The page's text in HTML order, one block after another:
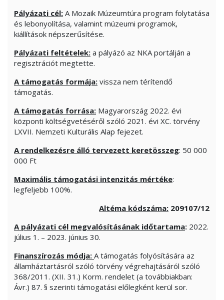
Pályázati cél: A Mozaik Múzeumtúra program folytatása
és lebonyolítása, valamint múzeumi programok,
kiállítások népszerűsítése.
Pályázati feltételek: a pályázó az NKA portálján a
regisztrációt megtette.
A támogatás formája: vissza nem térítendő
támogatás.
A támogatás forrása: Magyarország 2022. évi
központi költségvetéséről szóló 2021. évi XC. törvény
LXVII. Nemzeti Kulturális Alap fejezet.
A rendelkezésre álló tervezett keretösszeg: 50 000
000 Ft
Maximális támogatási intenzitás mértéke:
legfeljebb 100%.
Altéma kódszáma: 209107/12
A pályázati cél megvalósításának időtartama: 2022.
július 1. – 2023. június 30.
Finanszírozás módja: A támogatás folyósítására az
államháztartásról szóló törvény végrehajtásáról szóló
368/2011. (XII. 31.) Korm. rendelet (a továbbiakban:
Ávr.) 87. § szerinti támogatási előlegként kerül sor.